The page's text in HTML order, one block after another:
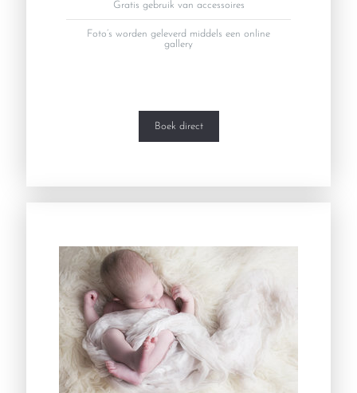
Gratis gebruik van accessoires
Foto’s worden geleverd middels een online
gallery
Boek direct